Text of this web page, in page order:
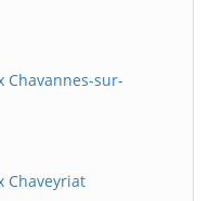
Chavannes-sur-
Chaveyriat